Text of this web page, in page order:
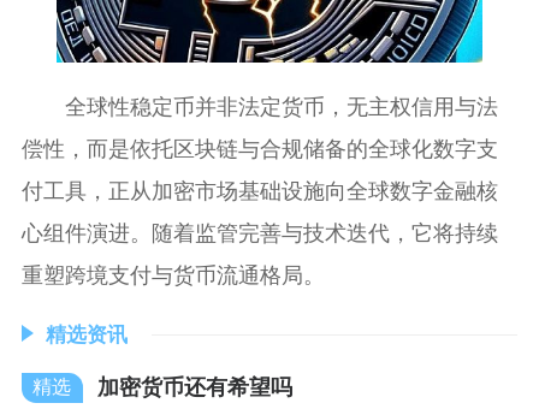
全球性稳定币并非法定货币，无主权信用与法
偿性，而是依托区块链与合规储备的全球化数字支
付工具，正从加密市场基础设施向全球数字金融核
心组件演进。随着监管完善与技术迭代，它将持续
重塑跨境支付与货币流通格局。
精选资讯
加密货币还有希望吗